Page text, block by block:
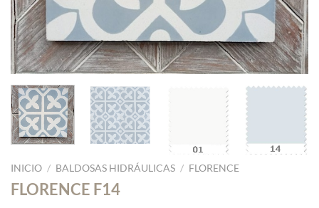
INICIO / BALDOSAS HIDRÁULICAS / FLORENCE
FLORENCE F14